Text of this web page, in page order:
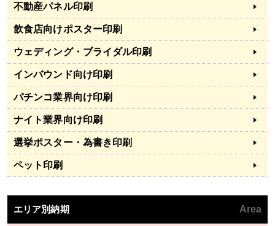
不動産パネル印刷
飲食店向けポスター印刷
ウェディング・ブライダル印刷
インバウンド向け印刷
パチンコ業界向け印刷
ナイト業界向け印刷
選挙ポスター・為書き印刷
ペット印刷
エリア別納期 Area